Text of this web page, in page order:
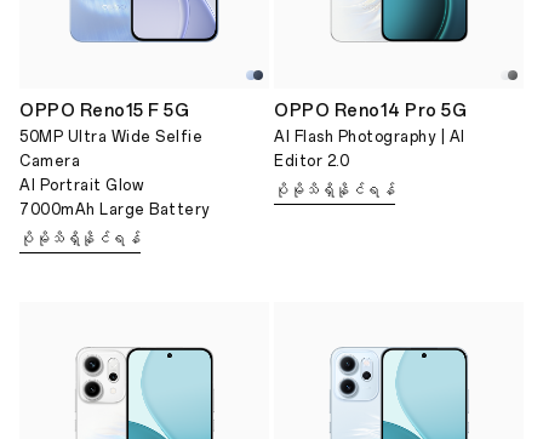
OPPO Reno15 F 5G
50MP Ultra Wide Selfie
Camera
AI Portrait Glow
7000mAh Large Battery
ပိုမိုသိရှိနိုင်ရန်
OPPO Reno14 Pro 5G
AI Flash Photography | Al
Editor 2.0
ပိုမိုသိရှိနိုင်ရန်